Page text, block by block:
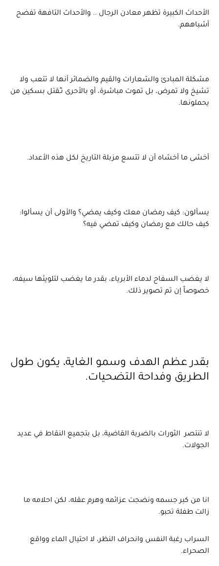
الأحداث الكبيرة تظهر معادن الرجال .. والأحداث التافهة تفضح
أشباههم.
مشكلة المبادئ والشعارات والقيم والضمائر أنها لا تتعب ولا
تشيخ ولا تمرض، بل تموت مباشرة، أو بالأحرى تـُقتل بسكين من
يحملونها.
أخشى ما أخشاه أن لا تتسع مزبلة التاريخ لكل هذه الأعداد.
يسألون: كيف رمضان معك وكيف يمضي؟ والأولى أن يسألوا:
كيف حالك مع رمضان وكيف تمضي فيه؟
لا يغضب السفاح لدماء الأبرياء، بقدر ما يغضب لتلويثها سيفه،
خصوصاً إن تم تصوير ذلك.
بقدر عظم الهدف وسمو الغاية، يكون طول
الطريق وفداحة التضحيات.
لا تنتصر الثورات بالضربة القاضية، بل بتجميع النقاط في عديد
الجولات.
انا من كبر جسمه ونضجت عزائمه وهرم عقله، لكن احلامه ما
زالت طفلة تحبو.
السراب رغبة النفس وانحراف النظر، لا احتيال الماء وواقع
الصحراء.